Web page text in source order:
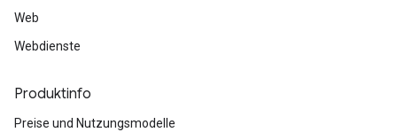
Web
Webdienste
Produktinfo
Preise und Nutzungsmodelle